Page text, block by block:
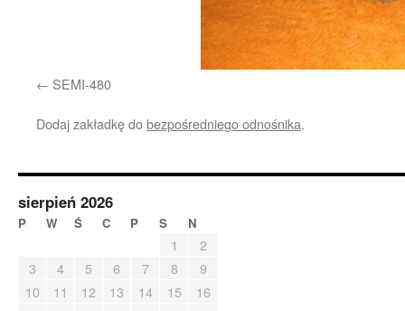
SEMI-480
Dodaj zakładkę dobezpośredniego odnośnika.
sierpień 2026
P W Ś C P S N
1
2
3
4 5 6 7 8
9
10
11 12 13 14 15
16